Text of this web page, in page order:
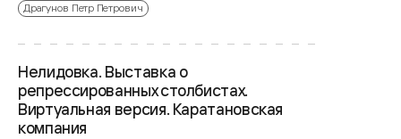
Драгунов Петр Петрович
Нелидовка. Выставка о
репрессированных столбистах.
Виртуальная версия. Каратановская
компания